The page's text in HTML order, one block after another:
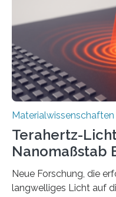
the American
Materialien, die
beeinflussen können,
Technologien…
Materialwissenschaften
Terahertz-
Nanomaßstab
Neue Forschung, die
langwelliges Licht auf